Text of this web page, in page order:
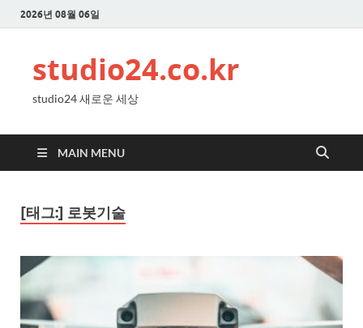
2026년 08월 06일
studio24.co.kr
studio24 새로운 세상
MAIN MENU
[태그:] 로봇기술